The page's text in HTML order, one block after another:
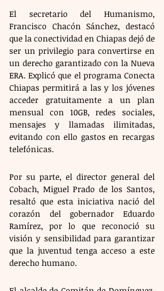
El secretario del Humanismo,
Francisco Chacón Sánchez, destacó
que la conectividad en Chiapas dejó de
ser un privilegio para convertirse en
un derecho garantizado con la Nueva
ERA. Explicó que el programa Conecta
Chiapas permitirá a las y los jóvenes
acceder gratuitamente a un plan
mensual con 10GB, redes sociales,
mensajes y llamadas ilimitadas,
evitando con ello gastos en recargas
telefónicas.
Por su parte, el director general del
Cobach, Miguel Prado de los Santos,
resaltó que esta iniciativa nació del
corazón del gobernador Eduardo
Ramírez, por lo que reconoció su
visión y sensibilidad para garantizar
que la juventud tenga acceso a este
derecho humano.